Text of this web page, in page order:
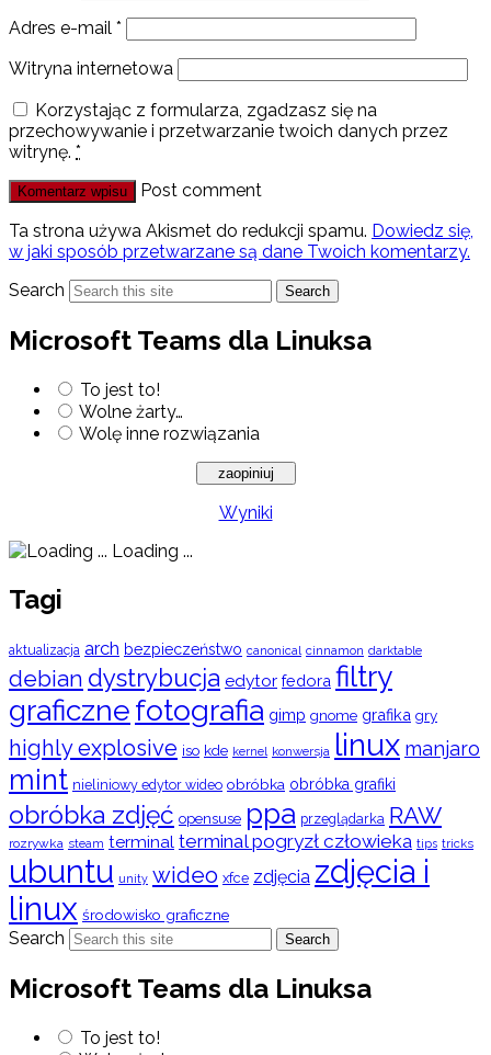
Adres e-mail *
Witryna internetowa
Korzystając z formularza, zgadzasz się na
przechowywanie i przetwarzanie twoich danych przez
witrynę. *
Post comment
Ta strona używa Akismet do redukcji spamu. Dowiedz się,
w jaki sposób przetwarzane są dane Twoich komentarzy.
Search
Search
Microsoft Teams dla Linuksa
To jest to!
Wolne żarty…
Wolę inne rozwiązania
Wyniki
Loading ...
Tagi
aktualizacja arch bezpieczeństwo canonical cinnamon darktable
debian dystrybucja edytor fedora filtry
graficznefotografia gimp gnome grafika gry
highly explosive iso kde kernel konwersja linux manjaro
mint nieliniowy edytor wideo obróbka obróbka grafiki
obróbka zdjęć opensuse ppa przeglądarka RAW
rozrywka steam terminal terminal pogryzł człowieka tips tricks
ubuntu unity wideo xfce zdjęcia zdjęcia i
linux środowisko graficzne
Search Search
Microsoft Teams dla Linuksa
To jest to!